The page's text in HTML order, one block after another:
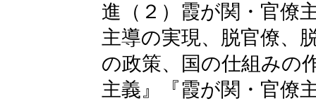
進（２）霞が関・官僚
主導の実現、脱官僚、
の政策、国の仕組みの
主義』『霞が関・官僚